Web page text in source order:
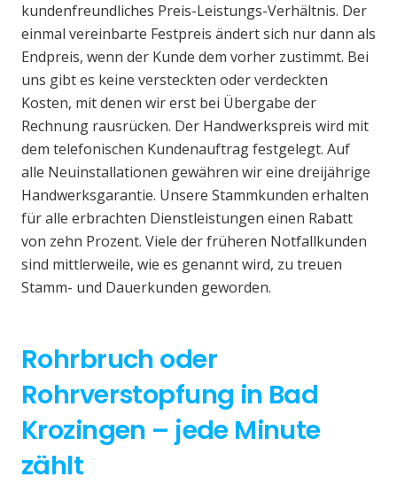
kundenfreundliches Preis-Leistungs-Verhältnis. Der
einmal vereinbarte Festpreis ändert sich nur dann als
Endpreis, wenn der Kunde dem vorher zustimmt. Bei
uns gibt es keine versteckten oder verdeckten
Kosten, mit denen wir erst bei Übergabe der
Rechnung rausrücken. Der Handwerkspreis wird mit
dem telefonischen Kundenauftrag festgelegt. Auf
alle Neuinstallationen gewähren wir eine dreijährige
Handwerksgarantie. Unsere Stammkunden erhalten
für alle erbrachten Dienstleistungen einen Rabatt
von zehn Prozent. Viele der früheren Notfallkunden
sind mittlerweile, wie es genannt wird, zu treuen
Stamm- und Dauerkunden geworden.
Rohrbruch oder
Rohrverstopfung in Bad
Krozingen – jede Minute
zählt